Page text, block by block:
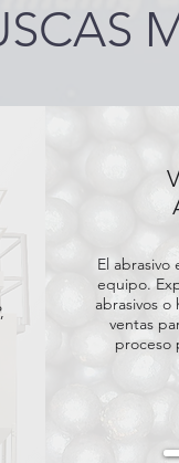
El
equipo.
abrasivos
ventas
proceso